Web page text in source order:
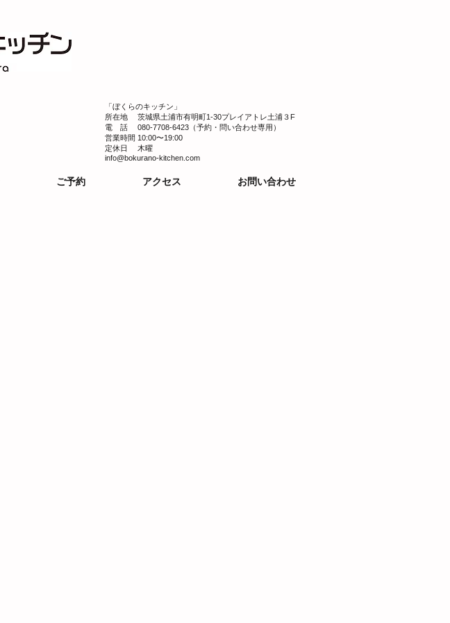
「ぼくらのキッチン」
​所在地 茨城県土浦市有明町1-30プレイアトレ土浦３F
​電 話 080-7708-6423（予約・問い合わせ専用）
営業時間 10:00〜19:00
定休日 木曜
info@bokurano-kitchen.com
ご予約 アクセス お問い合わせ